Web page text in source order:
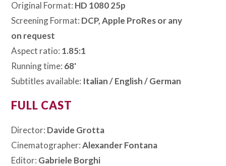
Original Format: HD 1080 25p
Screening Format: DCP, Apple ProRes or any
on request
Aspect ratio: 1.85:1
Running time: 68'
Subtitles available: Italian / English / German
FULL CAST
Director: Davide Grotta
Cinematographer:Alexander Fontana
Editor: Gabriele Borghi